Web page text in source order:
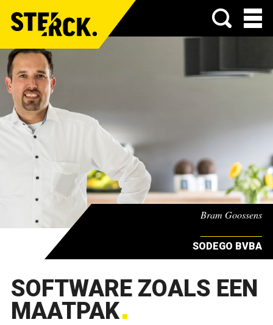
Menu
Bram Goossens
SODEGO BVBA
SOFTWARE ZOALS EEN
MAATPAK